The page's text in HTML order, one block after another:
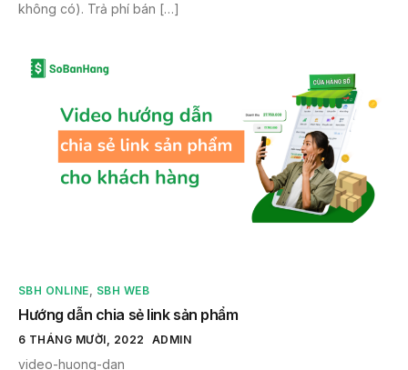
không có). Trả phí bán […]
SBH ONLINE SBH WEB
Hướng dẫn chia sẻ link sản phẩm
6 THÁNG MƯỜI, 2022 ADMIN
video-huong-dan